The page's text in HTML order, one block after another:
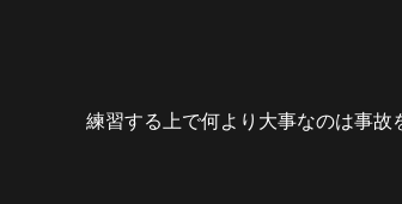
練習する上で何より大事なのは事